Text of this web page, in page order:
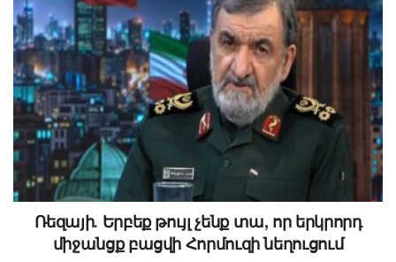
Ռեզայի․ Երբեք թույլ չենք տա, որ երկրորդ
միջանցք բացվի Հորմուզի նեղուցում